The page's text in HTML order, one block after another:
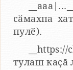
сӑмахпа
пулӗ).
тулаш каҫӑ